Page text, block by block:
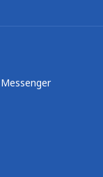
Messenger